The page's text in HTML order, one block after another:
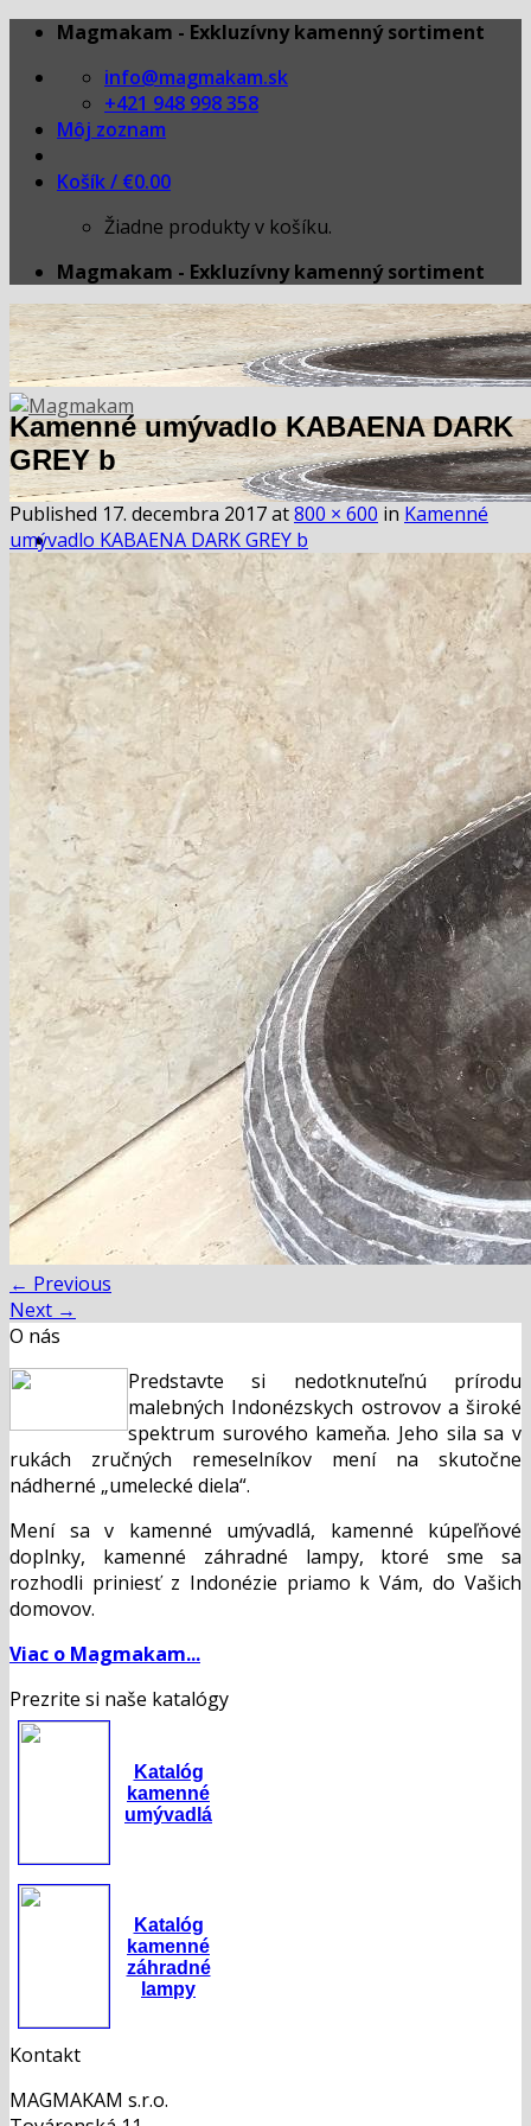
Skip
content
Magmakam - Exkluzívny kamenný sortiment
info@magmakam.sk
+421 948 998 358
Môj zoznam
Košík / €0.00
Žiadne produkty v košíku.
Magmakam - Exkluzívny kamenný sortiment
Domov
košík
pokladňa
Blog
Hľadať:
Hľadať:
Košík
Žiadne produkty v košíku.
Kamenné umývadlo KABAENA DARK
GREY b
Published 17. decembra 2017at800 × 600 in Kamenné
umývadlo KABAENA DARK GREY b
← Previous
Next →
O nás
Predstavte si nedotknuteľnú prírodu
malebných Indonézskych ostrovov a široké
spektrum surového kameňa. Jeho sila sa v
rukách zručných remeselníkov mení na skutočne
nádherné „umelecké diela“.
Mení sa v kamenné umývadlá, kamenné kúpeľňové
doplnky, kamenné záhradné lampy, ktoré sme sa
rozhodli priniesť z Indonézie priamo k Vám, do Vašich
domovov.
Viac o Magmakam...
Prezrite si naše katalógy
Katalóg
kamenné
umývadlá
Katalóg
kamenné
záhradné
lampy
Kontakt
MAGMAKAM s.r.o.